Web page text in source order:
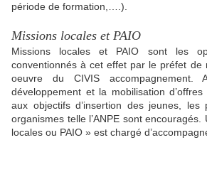
période de formation,….).
Missions locales et PAIO
Missions locales et PAIO sont les
conventionnés à cet effet par le préfet de
oeuvre du CIVIS
développement et la mobilisation
aux objectifs d’insertion des jeunes, les
organismes telle l’ANPE sont
locales ou PAIO » est chargé